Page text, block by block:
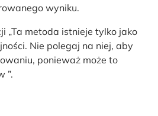
wyniku.
„Ta metoda istnieje tylko jako
Nie polegaj na niej, aby
ponieważ może to
”.